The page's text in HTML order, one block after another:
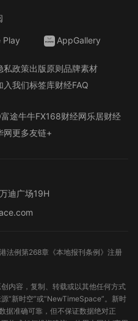
Play AppGallery
私政策出版原则品牌素材
入我们标签库财经FAQ
富途牛牛FX168财经网乐居财经
网更多友链+
迪广场19H
法例第268章《本地报刊条例》注册
内容，复制、转载或以其他任何方式
“新时空”或“NewTimeSpace”。新时
据准确可靠，但不保证数据绝对正